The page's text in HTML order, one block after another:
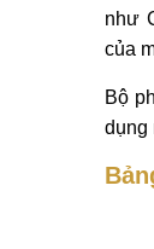
như
của
Bộ
dụng